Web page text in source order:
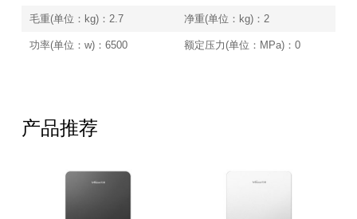
毛重(单位：kg)：2.7 净重(单位：kg)：2
功率(单位：w)：6500 额定压力(单位：MPa)：0
产品推荐